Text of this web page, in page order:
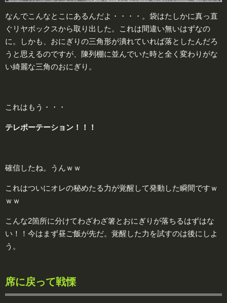
なんでこんなとこにあるんだよ・・・・。袋はたしかに真っ直
ぐリヤボックスから取り出した。これは間違い無いはずなの
に。しかも、おにぎりの三角形が潰れていれば落としたんだろ
うと思えるのですが、陳列棚に並んでいた時と全く変わりがな
い綺麗な三角のおにぎり。
これはもう・・・
テレポーテーション！！！
確信したね。うんｗｗ
これはついにオレの秘めたる力が覚醒して発動した瞬間ですｗ
ｗｗ
こんな2箇所に分けてわざわざ箸とおにぎりが落ちるはずはな
い！！今はまず昼ご飯が先だ。覚醒した力を試すのは後にしよ
う。
席に戻って戦慄